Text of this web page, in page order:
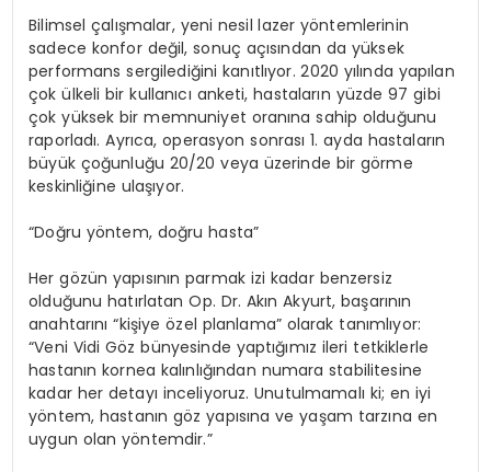
Bilimsel çalışmalar, yeni nesil lazer yöntemlerinin
sadece konfor değil, sonuç açısından da yüksek
performans sergilediğini kanıtlıyor. 2020 yılında yapılan
çok ülkeli bir kullanıcı anketi, hastaların yüzde 97 gibi
çok yüksek bir memnuniyet oranına sahip olduğunu
raporladı. Ayrıca, operasyon sonrası 1. ayda hastaların
büyük çoğunluğu 20/20 veya üzerinde bir görme
keskinliğine ulaşıyor.
“Doğru yöntem, doğru hasta”
Her gözün yapısının parmak izi kadar benzersiz
olduğunu hatırlatan Op. Dr. Akın Akyurt, başarının
anahtarını “kişiye özel planlama” olarak tanımlıyor:
“Veni Vidi Göz bünyesinde yaptığımız ileri tetkiklerle
hastanın kornea kalınlığından numara stabilitesine
kadar her detayı inceliyoruz. Unutulmamalı ki; en iyi
yöntem, hastanın göz yapısına ve yaşam tarzına en
uygun olan yöntemdir.”